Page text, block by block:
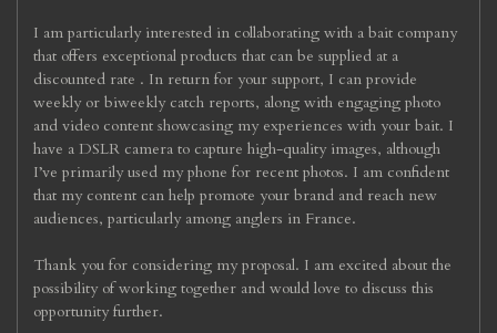
I am particularly interested in collaborating with a bait company
that offers exceptional products that can be supplied at a
discounted rate . In return for your support, I can provide
weekly or biweekly catch reports, along with engaging photo
and video content showcasing my experiences with your bait. I
have a DSLR camera to capture high-quality images, although
I’ve primarily used my phone for recent photos. I am confident
that my content can help promote your brand and reach new
audiences, particularly among anglers in France.
Thank you for considering my proposal. I am excited about the
possibility of working together and would love to discuss this
opportunity further.